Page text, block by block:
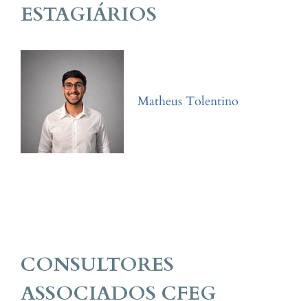
ESTAGIÁRIOS
Matheus Tolentino
CONSULTORES
ASSOCIADOS CFEG